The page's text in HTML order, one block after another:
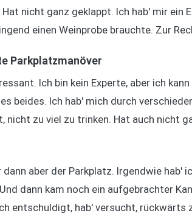
nicht ganz geklappt. Ich hab' mir ein
einen Weinprobe brauchte. Zur
Parkplatzmanöver
Ich bin kein Experte, aber ich
beides. Ich hab' mich durch
nicht zu viel zu trinken. Hat auch nicht
aber der Parkplatz. Irgendwie hab'
dann kam noch ein aufgebrachter
entschuldigt, hab' versucht, rückwärts